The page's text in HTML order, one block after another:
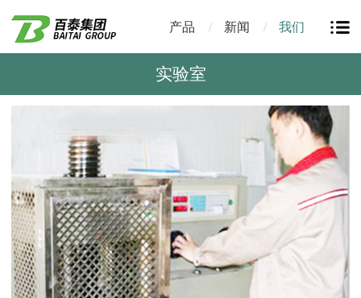
产品 新闻 我们
实验室